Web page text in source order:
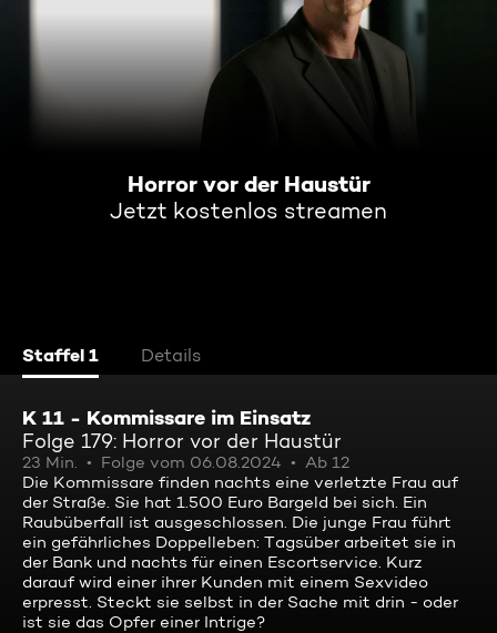
Horror vor der Haustür
Jetzt kostenlos streamen
Staffel 1 Details
K 11 - Kommissare im Einsatz
Folge 179: Horror vor der Haustür
23 Min. Folge vom 06.08.2024
Ab 12
Die Kommissare finden nachts eine verletzte Frau auf
der Straße. Sie hat 1.500 Euro Bargeld bei sich. Ein
Raubüberfall ist ausgeschlossen. Die junge Frau führt
ein gefährliches Doppelleben: Tagsüber arbeitet sie in
der Bank und nachts für einen Escortservice. Kurz
darauf wird einer ihrer Kunden mit einem Sexvideo
erpresst. Steckt sie selbst in der Sache mit drin - oder
ist sie das Opfer einer Intrige?